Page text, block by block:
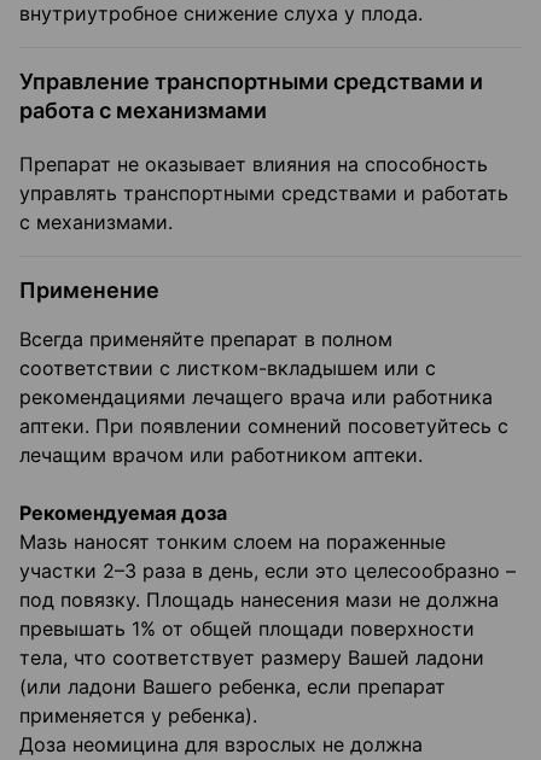
внутриутробное снижение слуха у плода.
Управление транспортными средствами и
работа с механизмами
Препарат не оказывает влияния на способность
управлять транспортными средствами и работать
с механизмами.
Применение
Всегда применяйте препарат в полном
соответствии с листком-вкладышем или с
рекомендациями лечащего врача или работника
аптеки. При появлении сомнений посоветуйтесь с
лечащим врачом или работником аптеки.
Рекомендуемая доза
Мазь наносят тонким слоем на пораженные
участки 2–3 раза в день, если это целесообразно –
под повязку. Площадь нанесения мази не должна
превышать 1% от общей площади поверхности
тела, что соответствует размеру Вашей ладони
(или ладони Вашего ребенка, если препарат
применяется у ребенка).
Доза неомицина для взрослых не должна